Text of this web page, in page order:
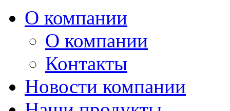
О компании
О компании
Контакты
Новости компании